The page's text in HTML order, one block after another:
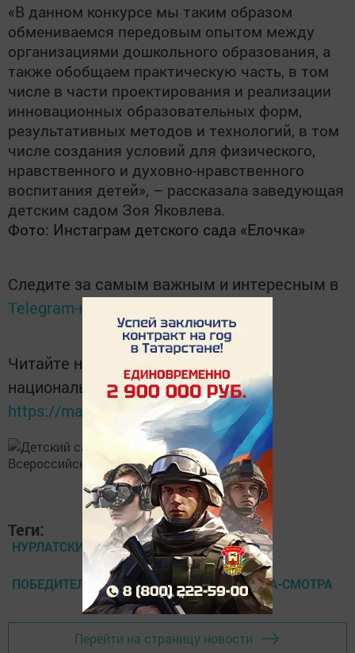
«В данном конкурсе мы таким образом
обмениваемся передовым опытом между
организациями дошкольного образования, а
также обобщаем практическую часть, в том
числе в части проектирования и реализации
инновационных образовательных форм,
результативных методов и технологий, в том
числе создания условий для физического,
нравственного и духовно-нравственного
воспитания детей», – рассказала заведующая
детским садом Зоя Яковлева.
Фото: Инстаграм детского сада «Елочка»
Следите за самым важным и интересным в
Telegram-канале
Читайте новости Татарстана в
национальном мессенджере MАХ:
https://max.ru/tatmedia
Теги:
НУРЛАТСКИЙ ДЕТСКИЙ САД «ЕЛОЧКА»
ПОБЕДИТЕЛЬ ВСЕРОССИЙСКОГО КОНКУРСА-СМОТРА
Перейти на страницу новости